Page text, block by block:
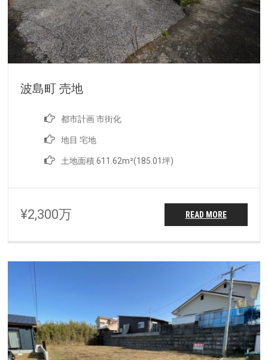
波島町 売地
都市計画 市街化
地目 宅地
土地面積 611.62m²(185.01坪)
¥2,300万 READ MORE